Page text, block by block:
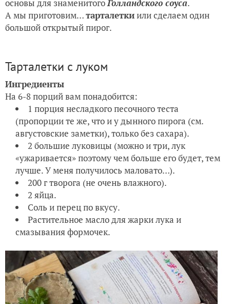
основы для знаменитогоГолландского соуса.
А мы приготовим…тарталеткиили сделаем один
большой открытый пирог.
Тарталетки с луком
Ингредиенты
На 6-8 порций вам понадобится:
1 порция несладкого песочного теста
(пропорции те же, что и у дынного пирога (см.
августовские заметки), только без сахара).
2 большие луковицы (можно и три, лук
«ужаривается» поэтому чем больше его будет, тем
лучше. У меня получилось маловато…).
200 г творога (не очень влажного).
2 яйца.
Соль и перец по вкусу.
Растительное масло для жарки лука и
смазывания формочек.